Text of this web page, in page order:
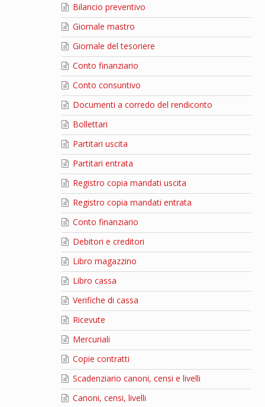
Bilancio preventivo
Giornale mastro
Giornale del tesoriere
Conto finanziario
Conto consuntivo
Documenti a corredo del rendiconto
Bollettari
Partitari uscita
Partitari entrata
Registro copia mandati uscita
Registro copia mandati entrata
Conto finanziario
Debitori e creditori
Libro magazzino
Libro cassa
Verifiche di cassa
Ricevute
Mercuriali
Copie contratti
Scadenziario canoni, censi e livelli
Canoni, censi, livelli